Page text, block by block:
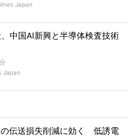
Japan
中国AI新興と半導体検査技術
Japan
伝送損失削減に効く 低誘電